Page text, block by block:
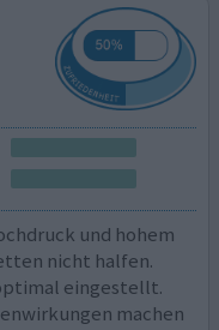
und hohem
nicht halfen.
eingestellt.
machen